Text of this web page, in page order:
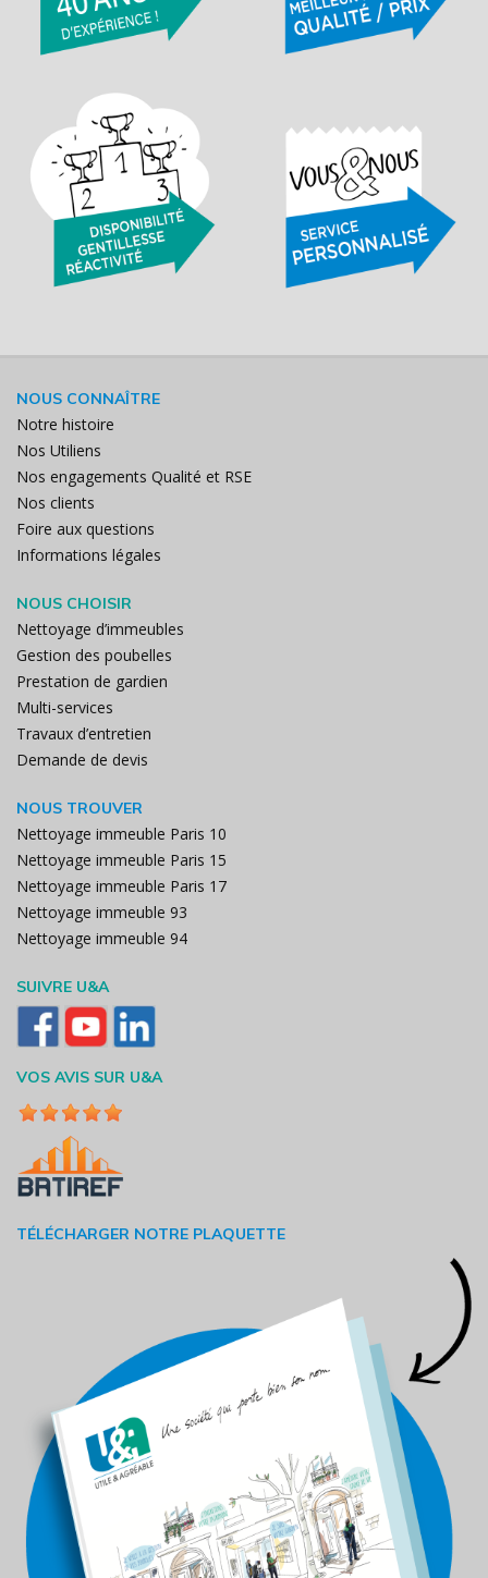
NOUS CONNAÎTRE
Notre histoire
Nos Utiliens
Nos engagements Qualité et RSE
Nos clients
Foire aux questions
Informations légales
NOUS CHOISIR
Nettoyage d’immeubles
Gestion des poubelles
Prestation de gardien
Multi-services
Travaux d’entretien
Demande de devis
NOUS TROUVER
Nettoyage immeuble Paris 10
Nettoyage immeuble Paris 15
Nettoyage immeuble Paris 17
Nettoyage immeuble 93
Nettoyage immeuble 94
SUIVRE U&A
VOS AVIS SUR U&A
TÉLÉCHARGER NOTRE PLAQUETTE